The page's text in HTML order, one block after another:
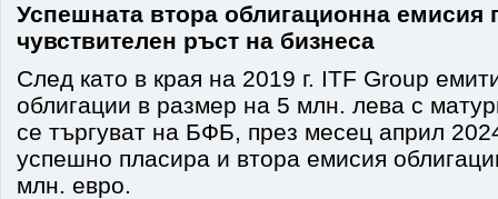
Успешната втора облигационна емисия
чувствителен ръст на бизнеса
След като в края на 2019 г. ITF Group
облигации в размер на 5 млн. лева с
се търгуват на БФБ, през месец април
успешно пласира и втора емисия
млн. евро.